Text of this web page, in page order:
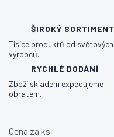
ŠIROKÝ SORTIMENT
Tisíce produktů od světových
výrobců.
RYCHLÉ DODÁNÍ
Zboží skladem expedujeme
obratem.
Cena za ks